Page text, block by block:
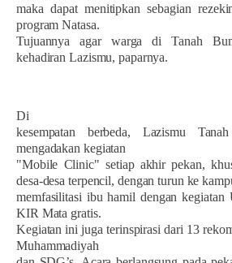
maka dapat menitipkan sebagian
program Natasa.
Tujuannya agar warga di Tanah
kehadiran Lazismu, paparnya.
Di
kesempatan berbeda, Lazismu
mengadakan kegiatan
"Mobile Clinic" setiap akhir pekan,
desa-desa terpencil, dengan turun ke
memfasilitasi ibu hamil dengan kegiatan
KIR Mata gratis.
Kegiatan ini juga terinspirasi dari 13
Muhammadiyah